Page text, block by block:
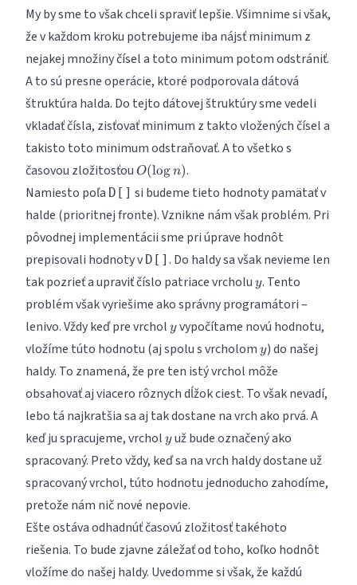
My by sme to však chceli spraviť lepšie. Všimnime si však,
že v každom kroku potrebujeme iba nájsť minimum z
nejakej množiny čísel a toto minimum potom odstrániť.
A to sú presne operácie, ktoré podporovala dátová
štruktúra halda. Do tejto dátovej štruktúry sme vedeli
vkladať čísla, zisťovať minimum z takto vložených čísel a
takisto toto minimum odstraňovať. A to všetko s
časovou zložitosťou O(\log
O(log n).
Namiesto poľa D[] si budeme tieto hodnoty pamätať v
halde (prioritnej fronte). Vznikne nám však problém. Pri
pôvodnej implementácii sme pri úprave hodnôt
prepisovali hodnoty v D[] . Do haldy sa však nevieme len
tak pozrieť a upraviť číslo patriace vrcholu y
y. Tento
problém však vyriešime ako správny programátori –
lenivo. Vždy keď pre vrchol y
yvypočítame novú hodnotu,
vložíme túto hodnotu (aj spolu s vrcholom y
y) do našej
haldy. To znamená, že pre ten istý vrchol môže
obsahovať aj viacero rôznych dĺžok ciest. To však nevadí,
lebo tá najkratšia sa aj tak dostane na vrch ako prvá. A
keď ju spracujeme, vrchol y
yuž bude označený ako
spracovaný. Preto vždy, keď sa na vrch haldy dostane už
spracovaný vrchol, túto hodnotu jednoducho zahodíme,
pretože nám nič nové nepovie.
Ešte ostáva odhadnúť časovú zložitosť takéhoto
riešenia. To bude zjavne záležať od toho, koľko hodnôt
vložíme do našej haldy. Uvedomme si však, že každú